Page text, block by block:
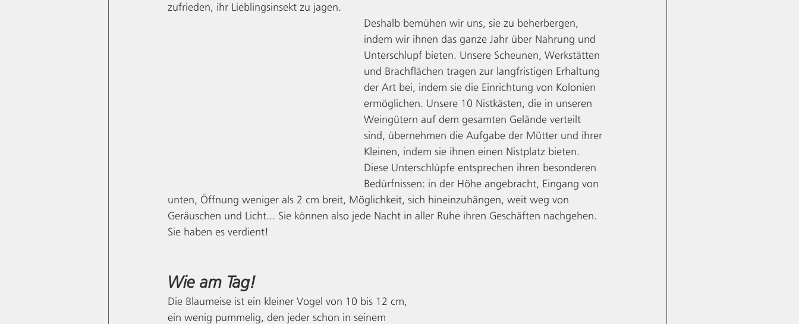
zufrieden, ihr Lieblingsinsekt zu jagen.
Deshalb bemühen wir uns, sie zu beherbergen,
indem wir ihnen das ganze Jahr über Nahrung und
Unterschlupf bieten. Unsere Scheunen, Werkstätten
und Brachflächen tragen zur langfristigen Erhaltung
der Art bei, indem sie die Einrichtung von Kolonien
ermöglichen. Unsere 10 Nistkästen, die in unseren
Weingütern auf dem gesamten Gelände verteilt
sind, übernehmen die Aufgabe der Mütter und ihrer
Kleinen, indem sie ihnen einen Nistplatz bieten.
Diese Unterschlüpfe entsprechen ihren besonderen
Bedürfnissen: in der Höhe angebracht, Eingang von
unten, Öffnung weniger als 2 cm breit, Möglichkeit, sich hineinzuhängen, weit weg von
Geräuschen und Licht... Sie können also jede Nacht in aller Ruhe ihren Geschäften nachgehen.
Sie haben es verdient!
Wie am Tag!
Die Blaumeise ist ein kleiner Vogel von 10 bis 12 cm,
ein wenig pummelig, den jeder schon in seinem